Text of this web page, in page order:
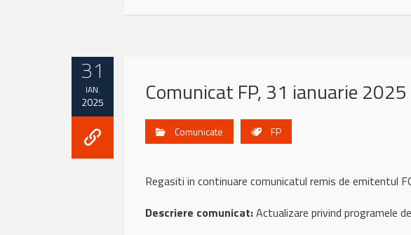
31
IAN.
2025 Comunicat FP, 31 ianuarie 2025
Comunicate FP
Regasiti in continuare comunicatul remis de emitentul
Descriere comunicat:Actualizare privind programele